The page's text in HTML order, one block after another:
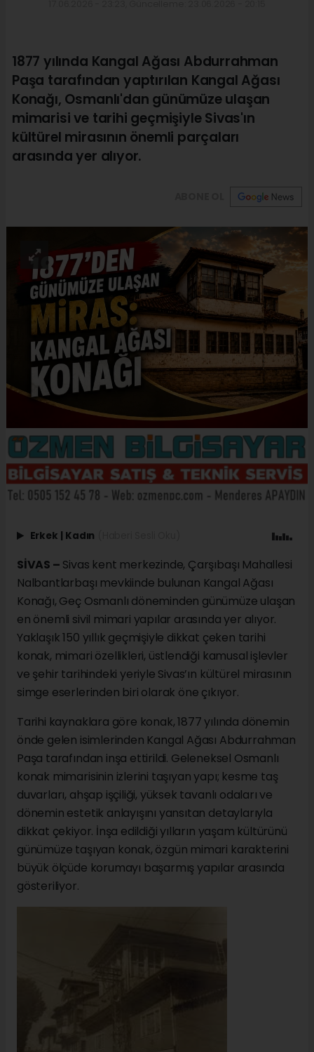
1877 yılında Kangal Ağası Abdurrahman
Paşa tarafından yaptırılan Kangal Ağası
Konağı, Osmanlı'dan günümüze ulaşan
mimarisi ve tarihi geçmişiyle Sivas'ın
kültürel mirasının önemli parçaları
arasında yer alıyor.
Erkek Kadın
SİVAS – Sivas kent merkezinde, Çarşıbaşı Mahallesi
Nalbantlarbaşı mevkiinde bulunan Kangal Ağası
Konağı, Geç Osmanlı döneminden günümüze ulaşan
en önemli sivil mimari yapılar arasında yer alıyor.
Yaklaşık 150 yıllık geçmişiyle dikkat çeken tarihi
konak, mimari özellikleri, üstlendiği kamusal işlevler
ve şehir tarihindeki yeriyle Sivas’ın kültürel mirasının
simge eserlerinden biri olarak öne çıkıyor.
Tarihi kaynaklara göre konak, 1877 yılında dönemin
önde gelen isimlerinden Kangal Ağası Abdurrahman
Paşa tarafından inşa ettirildi. Geleneksel Osmanlı
konak mimarisinin izlerini taşıyan yapı; kesme taş
duvarları, ahşap işçiliği, yüksek tavanlı odaları ve
dönemin estetik anlayışını yansıtan detaylarıyla
dikkat çekiyor. İnşa edildiği yılların yaşam kültürünü
günümüze taşıyan konak, özgün mimari karakterini
büyük ölçüde korumayı başarmış yapılar arasında
gösteriliyor.